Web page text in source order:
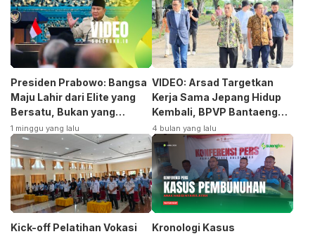
Presiden Prabowo: Bangsa
Maju Lahir dari Elite yang
Bersatu, Bukan yang
Terpecah
1 minggu yang lalu
VIDEO: Arsad Targetkan
Kerja Sama Jepang Hidup
Kembali, BPVP Bantaeng
Siap Bangkitkan Jurusan
Otomotif
4 bulan yang lalu
Kick-off Pelatihan Vokasi
Kronologi Kasus